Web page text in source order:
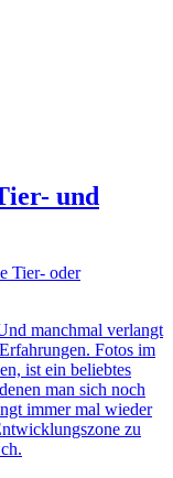
und
manchmal verlangt
Fotos im
ist ein beliebtes
man sich noch
immer mal wieder
zu